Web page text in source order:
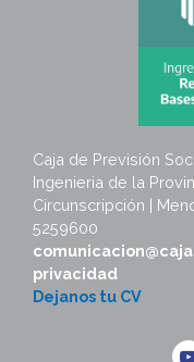
Caja de Previsión
Ingenieria de la
Circunscripción |
5259600
privacidad
Dejanos tu CV